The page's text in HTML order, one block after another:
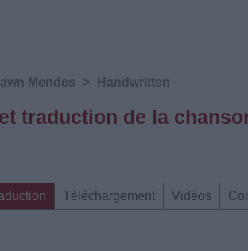
Mendes > Handwritten
traduction de la
Téléchargement Vidéos